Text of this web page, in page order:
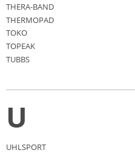
THERA-BAND
THERMOPAD
TOKO
TOPEAK
TUBBS
U
UHLSPORT